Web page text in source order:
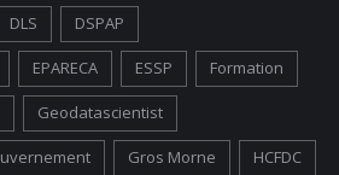
DLS DSPAP
EPARECA ESSP Formation
Geodatascientist
Gros Morne HCFDC